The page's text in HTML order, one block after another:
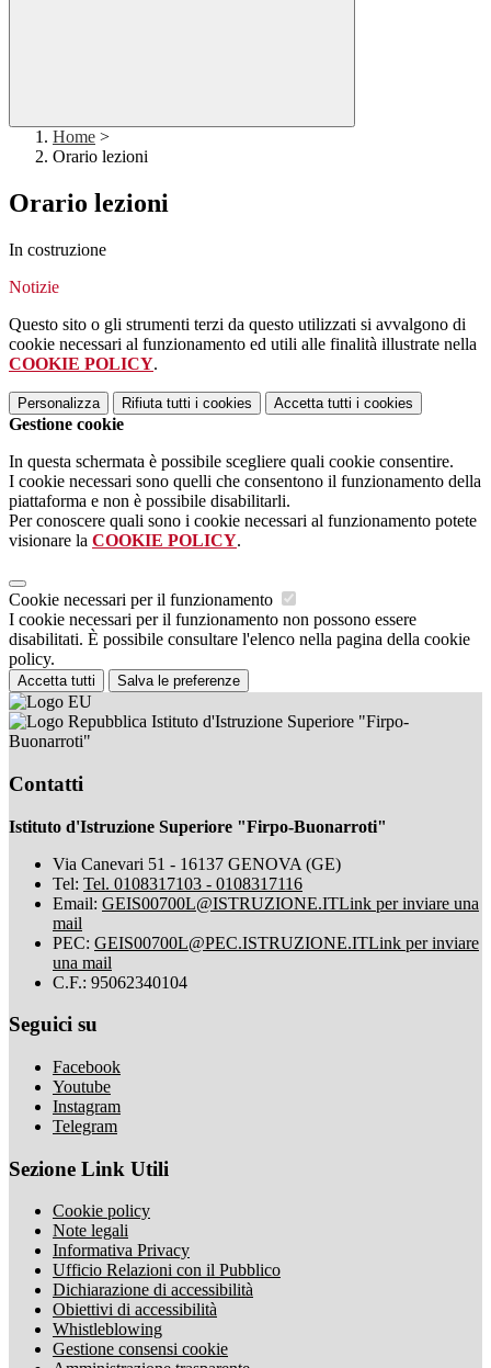
Home >
Orario lezioni
Orario lezioni
In costruzione
Notizie
Questo sito o gli strumenti terzi da questo utilizzati si avvalgono di
cookie necessari al funzionamento ed utili alle finalità illustrate nella
COOKIE POLICY.
Personalizza Rifiuta tutti i cookies Accetta tutti i cookies
Gestione cookie
In questa schermata è possibile scegliere quali cookie consentire.
I cookie necessari sono quelli che consentono il funzionamento della
piattaforma e non è possibile disabilitarli.
Per conoscere quali sono i cookie necessari al funzionamento potete
visionare la COOKIE POLICY.
Cookie necessari per il funzionamento
I cookie necessari per il funzionamento non possono essere
disabilitati. È possibile consultare l'elenco nella pagina della cookie
policy.
Accetta tutti Salva le preferenze
Istituto d'Istruzione Superiore "Firpo-
Buonarroti"
Contatti
Istituto d'Istruzione Superiore "Firpo-Buonarroti"
Via Canevari 51 - 16137 GENOVA (GE)
Tel: Tel. 0108317103 - 0108317116
Email: GEIS00700L@ISTRUZIONE.ITLink per inviare una
mail
PEC: GEIS00700L@PEC.ISTRUZIONE.ITLink per inviare
una mail
C.F.: 95062340104
Seguici su
Facebook
Youtube
Instagram
Telegram
Sezione Link Utili
Cookie policy
Note legali
Informativa Privacy
Ufficio Relazioni con il Pubblico
Dichiarazione di accessibilità
Obiettivi di accessibilità
Whistleblowing
Gestione consensi cookie